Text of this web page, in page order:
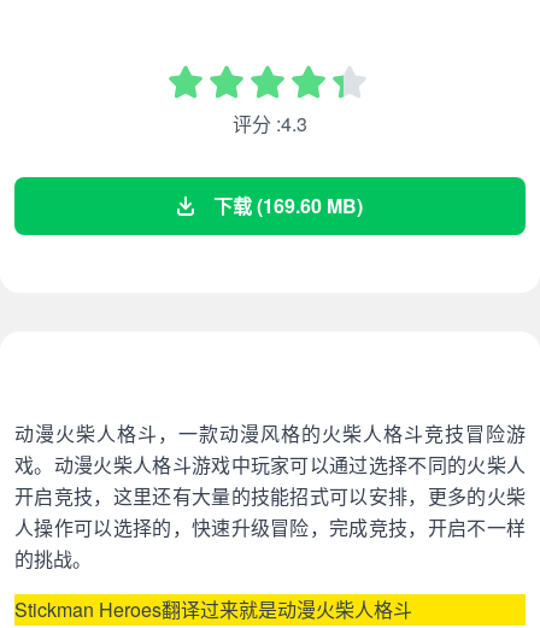
评分 :4.3
下载 (169.60 MB)
动漫火柴人格斗，一款动漫风格的火柴人格斗竞技冒险游
戏。动漫火柴人格斗游戏中玩家可以通过选择不同的火柴人
开启竞技，这里还有大量的技能招式可以安排，更多的火柴
人操作可以选择的，快速升级冒险，完成竞技，开启不一样
的挑战。
Stickman Heroes翻译过来就是动漫火柴人格斗